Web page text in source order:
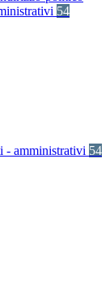
54
- amministrativi 54